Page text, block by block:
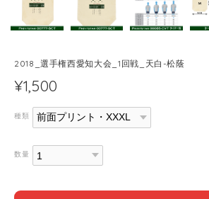
2018_選手権西愛知大会_1回戦_天白-松蔭
¥1,500
種類
数量